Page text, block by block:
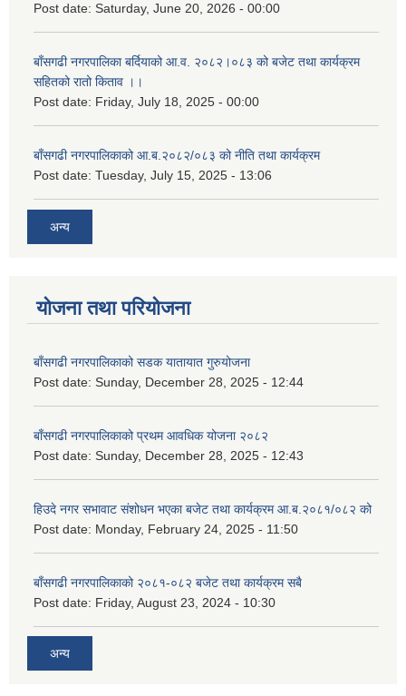
Post date: Saturday, June 20, 2026 - 00:00
बाँसगढी नगरपालिका बर्दियाको आ.व. २०८२।०८३ को बजेट तथा कार्यक्रम
सहितको रातो किताव ।।
Post date: Friday, July 18, 2025 - 00:00
बाँसगढी नगरपालिकाको आ.ब.२०८२/०८३ को नीति तथा कार्यक्रम
Post date: Tuesday, July 15, 2025 - 13:06
अन्य
योजना तथा परियोजना
बाँसगढी नगरपालिकाको सडक यातायात गुरुयोजना
Post date: Sunday, December 28, 2025 - 12:44
बाँसगढी नगरपालिकाको प्रथम आवधिक योजना २०८२
Post date: Sunday, December 28, 2025 - 12:43
हिउदे नगर सभावाट संशोधन भएका बजेट तथा कार्यक्रम आ.ब.२०८१/०८२ को
Post date: Monday, February 24, 2025 - 11:50
बाँसगढी नगरपालिकाको २०८१-०८२ बजेट तथा कार्यक्रम सबै
Post date: Friday, August 23, 2024 - 10:30
अन्य